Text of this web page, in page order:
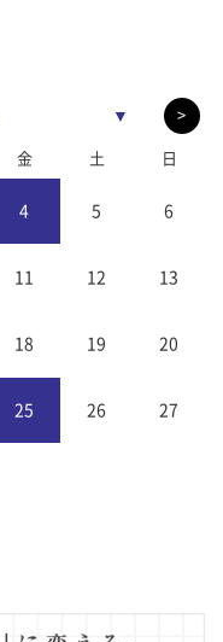
▼ >
金 土 日
4 5 6
11 12 13
18 19 20
25 26 27